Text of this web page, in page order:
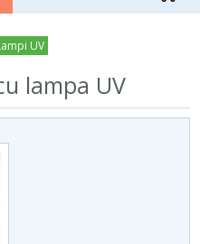
UV
lampa UV